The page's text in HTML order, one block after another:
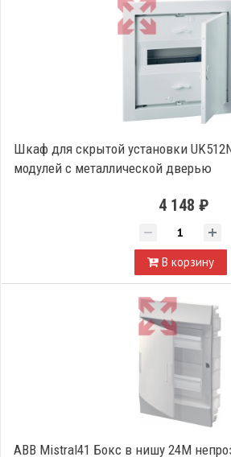
Шкаф для скрытой установки
модулей с металлической дверью
4 148 ₽
В корзину
ABB Mistral41 Бокс в нишу 24М